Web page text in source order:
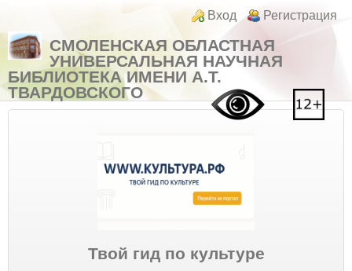
Перейти к основному содержанию
Login links
Вход Регистрация
СМОЛЕНСКАЯ ОБЛАСТНАЯ
УНИВЕРСАЛЬНАЯ НАУЧНАЯ
БИБЛИОТЕКА ИМЕНИ А.Т.
ТВАРДОВСКОГО
Твой гид по культуре